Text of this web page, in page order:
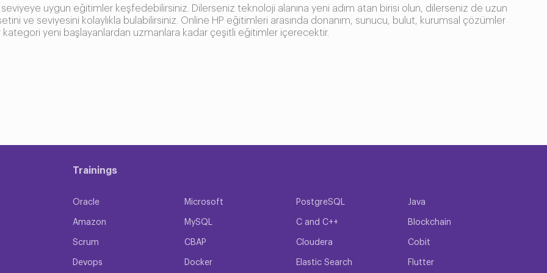
uygun eğitimler keşfedebilirsiniz. Dilerseniz teknoloji alanına yeni adım atan birisi olun, dilerseniz de uzun
ve seviyesini kolaylıkla bulabilirsiniz. Online HP eğitimleri arasında donanım, sunucu, bulut, kurumsal çözümler
yeni başlayanlardan uzmanlara kadar çeşitli eğitimler içerecektir.
Aynı anda birden çok eğitim de alabilirsiniz. Alacağınız her bir eğitimle yeni tecrübeler elde ederek
bir yazılımcı veya IT uzmanı olabilirsiniz. Uzmanlığa erişmek için yapmanız gereken tek şey Method TR
Trainings
Oracle Microsoft PostgreSQL Java
Amazon MySQL C and C++ Blockchain
Scrum CBAP Cloudera Cobit
Devops Docker Elastic Search Flutter